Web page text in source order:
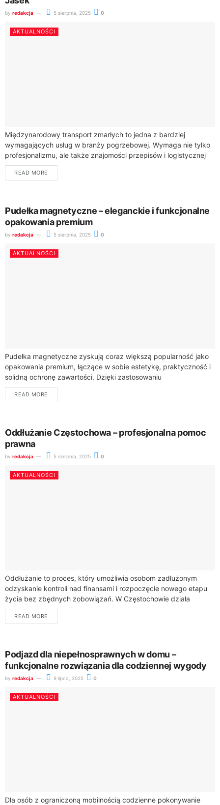
by redakcja 5 sierpnia, 2025 0
AKTUALNOŚCI
Międzynarodowy transport zmarłych to jedna z bardziej
wymagających usług w branży pogrzebowej. Wymaga nie tylko
profesjonalizmu, ale także znajomości przepisów i logistycznej
precyzji. Dom Pogrzebowy Jasek, działający w Gliwicach,
Zabrzu...
READ MORE
Pudełka magnetyczne – eleganckie i funkcjonalne
opakowania premium
by redakcja 5 sierpnia, 2025 0
AKTUALNOŚCI
Pudełka magnetyczne zyskują coraz większą popularność jako
opakowania premium, łączące w sobie estetykę, praktyczność i
solidną ochronę zawartości. Dzięki zastosowaniu
magnetycznego zamknięcia oraz certyfikowanej tektury litej,
takie pudełka oferują wysoką...
READ MORE
Oddłużanie Częstochowa – profesjonalna pomoc
prawna
by redakcja 5 sierpnia, 2025 0
AKTUALNOŚCI
Oddłużanie to proces, który umożliwia osobom zadłużonym
odzyskanie kontroli nad finansami i rozpoczęcie nowego etapu
życia bez zbędnych zobowiązań. W Częstochowie działa
kancelaria specjalizująca się w prawie upadłościowym, oferująca
kompleksową...
READ MORE
Podjazd dla niepełnosprawnych w domu –
funkcjonalne rozwiązania dla codziennej wygody
by redakcja 9 lipca, 2025 0
AKTUALNOŚCI
Dla osób z ograniczoną mobilnością codzienne pokonywanie